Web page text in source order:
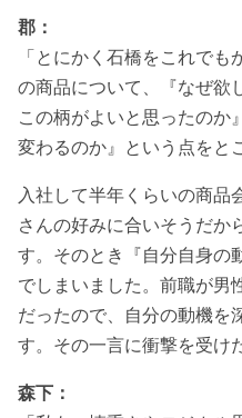
郡：
「とにかく石橋をこれで
の商品について、『なぜ欲
この柄がよいと思ったのか
変わるのか』という点をと
入社して半年くらいの商品
さんの好みに合いそうだか
す。そのとき『自分自身の
でしまいました。前職が男
だったので、自分の動機を
す。その一言に衝撃を受け
森下：